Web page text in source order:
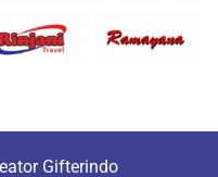
Gifterindo